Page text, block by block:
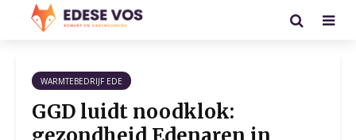
WARMTEBEDRIJF EDE
GGD luidt noodklok: